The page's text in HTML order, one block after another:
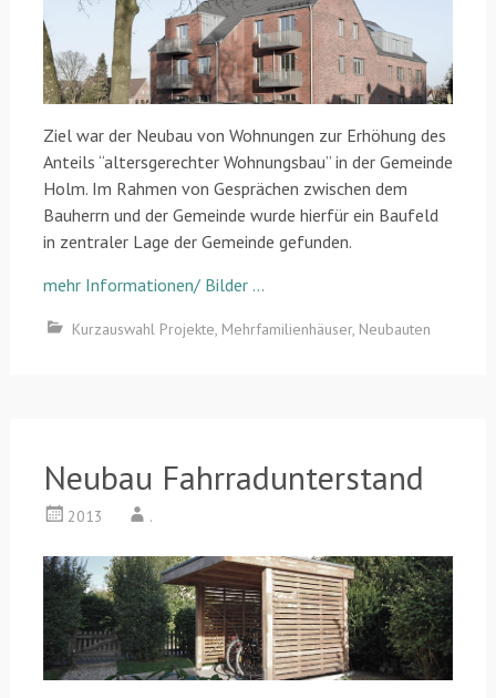
Ziel war der Neubau von Wohnungen zur Erhöhung des
Anteils “altersgerechter Wohnungsbau” in der Gemeinde
Holm. Im Rahmen von Gesprächen zwischen dem
Bauherrn und der Gemeinde wurde hierfür ein Baufeld
in zentraler Lage der Gemeinde gefunden.
mehr Informationen/ Bilder …
Kurzauswahl Projekte, Mehrfamilienhäuser, Neubauten
Neubau Fahrradunterstand
2013 .